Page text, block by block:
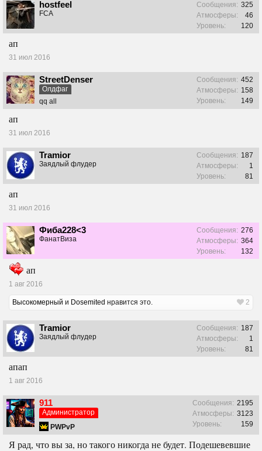
hostfeel
FCA
Сообщения: 325
Атмосферы:
46
Уровень:
120
ап
31 июл 2016
StreetDenser
Олдфаг
qq all
Сообщения: 452
Атмосферы: 158
Уровень:
149
ап
31 июл 2016
Tramior
Заядлый флудер
Сообщения: 187
Атмосферы:
1
Уровень:
81
ап
31 июл 2016
Фиба228<3
ФанатВиза
Сообщения: 276
Атмосферы: 364
Уровень:
132
ап
1 авг 2016
Высокомерный и Dosemited нравится это. 2
Tramior
Заядлый флудер
Сообщения: 187
Атмосферы:
1
Уровень:
81
апап
1 авг 2016
911
Администратор
PWPvP
Сообщения: 2195
Атмосферы: 3123
Уровень:
159
Я рад, что вы за, но такого никогда не будет. Подешевевшие